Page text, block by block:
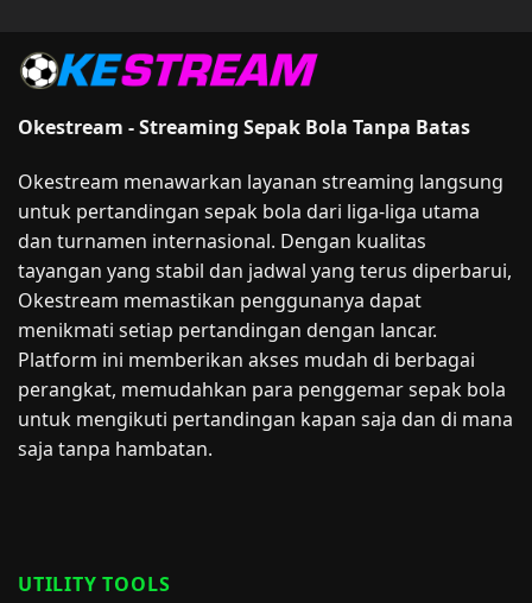
Okestream - Streaming Sepak Bola Tanpa Batas
Okestream menawarkan layanan streaming langsung
untuk pertandingan sepak bola dari liga-liga utama
dan turnamen internasional. Dengan kualitas
tayangan yang stabil dan jadwal yang terus diperbarui,
Okestream memastikan penggunanya dapat
menikmati setiap pertandingan dengan lancar.
Platform ini memberikan akses mudah di berbagai
perangkat, memudahkan para penggemar sepak bola
untuk mengikuti pertandingan kapan saja dan di mana
saja tanpa hambatan.
UTILITY TOOLS